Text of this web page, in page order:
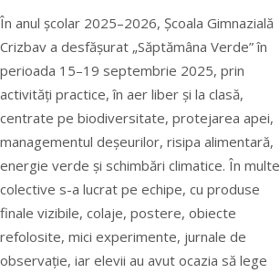
În anul școlar 2025–2026, Școala Gimnazială
Crizbav a desfășurat „Săptămâna Verde” în
perioada 15–19 septembrie 2025, prin
activități practice, în aer liber și la clasă,
centrate pe biodiversitate, protejarea apei,
managementul deșeurilor, risipa alimentară,
energie verde și schimbări climatice. În multe
colective s-a lucrat pe echipe, cu produse
finale vizibile, colaje, postere, obiecte
refolosite, mici experimente, jurnale de
observație, iar elevii au avut ocazia să lege